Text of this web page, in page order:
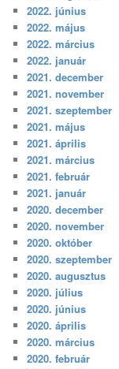
2022. június
2022. május
2022. március
2022. január
2021. december
2021. november
2021. szeptember
2021. május
2021. április
2021. március
2021. február
2021. január
2020. december
2020. november
2020. október
2020. szeptember
2020. augusztus
2020. július
2020. június
2020. április
2020. március
2020. február